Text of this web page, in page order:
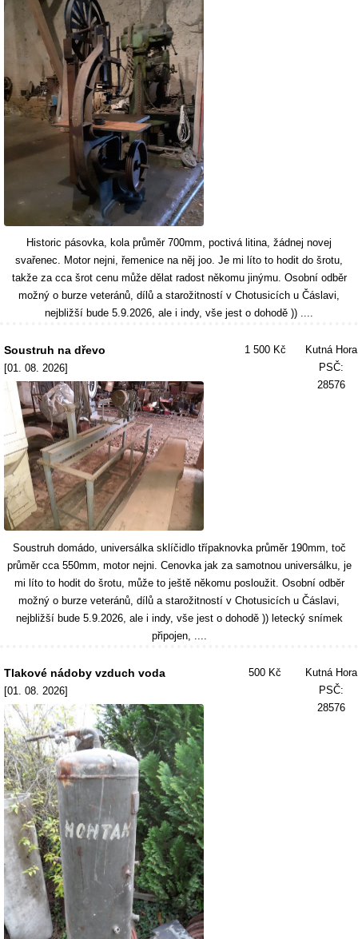
Historic pásovka, kola průměr 700mm, poctivá litina, žádnej novej
svařenec. Motor nejni, řemenice na něj joo. Je mi líto to hodit do šrotu,
takže za cca šrot cenu může dělat radost někomu jinýmu. Osobní odběr
možný o burze veteránů, dílů a starožitností v Chotusicích u Čáslavi,
nejbližší bude 5.9.2026, ale i indy, vše jest o dohodě )) ....
Soustruh na dřevo
[01. 08. 2026]
1 500 Kč
Kutná Hora
PSČ:
28576
Soustruh domádo, universálka sklíčidlo třípaknovka průměr 190mm, toč
průměr cca 550mm, motor nejni. Cenovka jak za samotnou universálku, je
mi líto to hodit do šrotu, může to ještě někomu posloužit. Osobní odběr
možný o burze veteránů, dílů a starožitností v Chotusicích u Čáslavi,
nejbližší bude 5.9.2026, ale i indy, vše jest o dohodě )) letecký snímek
připojen, ....
Tlakové nádoby vzduch voda
[01. 08. 2026]
500 Kč
Kutná Hora
PSČ:
28576